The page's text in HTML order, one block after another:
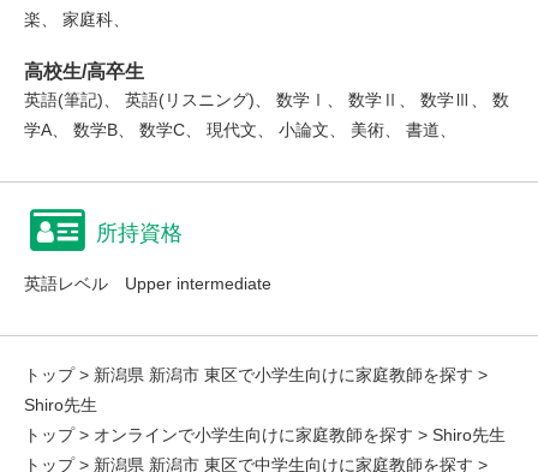
楽、 家庭科、
高校生/高卒生
英語(筆記)、 英語(リスニング)、 数学Ⅰ、 数学Ⅱ、 数学Ⅲ、 数
学A、 数学B、 数学C、 現代文、 小論文、 美術、 書道、
所持資格
英語レベル Upper intermediate
トップ> 新潟県 新潟市 東区で小学生向けに家庭教師を探す >
Shiro先生
トップ> オンラインで小学生向けに家庭教師を探す > Shiro先生
トップ> 新潟県 新潟市 東区で中学生向けに家庭教師を探す >